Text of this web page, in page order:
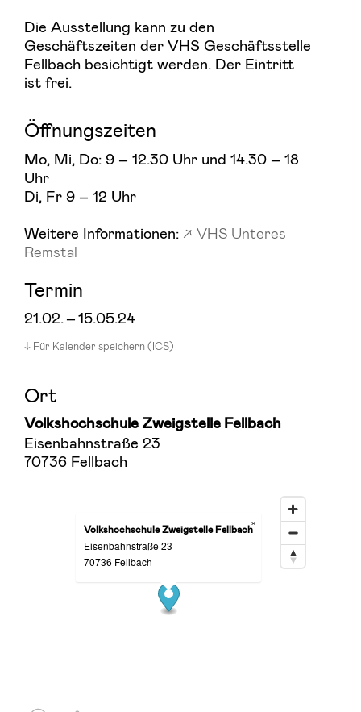
Die Ausstellung kann zu den
Geschäftszeiten der VHS Geschäftsstelle
Fellbach besichtigt werden. Der Eintritt
ist frei.
Öffnungszeiten
Mo, Mi, Do: 9 – 12.30 Uhr und 14.30 – 18
Uhr
Di, Fr 9 – 12 Uhr
Weitere Informationen:
VHS Unteres
Remstal
Termin
21.02. –15.05.24
Für Kalender speichern (ICS)
Ort
Volkshochschule Zweigstelle Fellbach
Eisenbahnstraße 23
70736 Fellbach
Volkshochschule Zweigstelle Fellbach
Eisenbahnstraße 23
70736 Fellbach
×